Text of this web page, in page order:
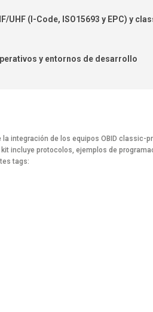
UHF (I-Code, ISO15693 y EPC) y
y entornos de desarrollo
integración de los equipos OBID classic-
incluye protocolos, ejemplos de
tags: